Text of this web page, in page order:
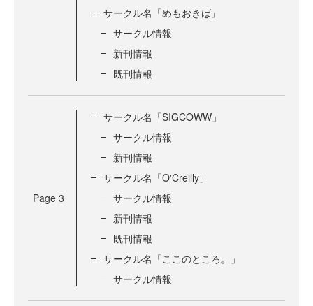
サークル名「めもおきば」
サークル情報
新刊情報
既刊情報
Page 3
サークル名「SIGCOWW」
サークル情報
新刊情報
サークル名「O'Creilly」
サークル情報
新刊情報
既刊情報
サークル名「ここのところ。」
サークル情報